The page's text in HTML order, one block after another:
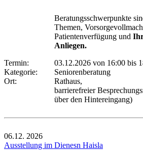
Beratungsschwerpunkte
Themen,
Patientenverfügung und
Anliegen.
Termin:
03.12.2026 von 16:00 bis
Kategorie:
Seniorenberatung
Ort:
Rathaus,
barrierefreier
über den Hintereingang)
06.12. 2026
Ausstellung im Dienesn Haisla